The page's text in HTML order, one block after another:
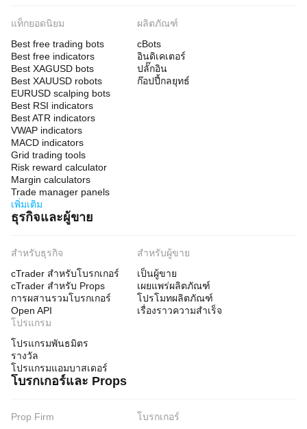
แท็กยอดนิยม
Best free trading bots
Best free indicators
Best XAGUSD bots
Best XAUUSD robots
EURUSD scalping bots
Best RSI indicators
Best ATR indicators
VWAP indicators
MACD indicators
Grid trading tools
Risk reward calculator
Margin calculators
Trade manager panels
เพิ่มเติม
ผลิตภัณฑ์
cBots
อินดิเคเตอร์
ปลั๊กอิน
ก๊อปปี้กลยุทธ์
ธุรกิจและผู้ขาย
สำหรับธุรกิจ
cTrader สำหรับโบรกเกอร์
cTrader สำหรับ Props
การผสานรวมโบรกเกอร์
Open API
สำหรับผู้ขาย
เป็นผู้ขาย
เผยแพร่ผลิตภัณฑ์
โปรโมทผลิตภัณฑ์
เรื่องราวความสำเร็จ
โปรแกรม
โปรแกรมพันธมิตร
รางวัล
โปรแกรมแอมบาสเดอร์
โบรกเกอร์และ Props
Prop Firm
โบรกเกอร์